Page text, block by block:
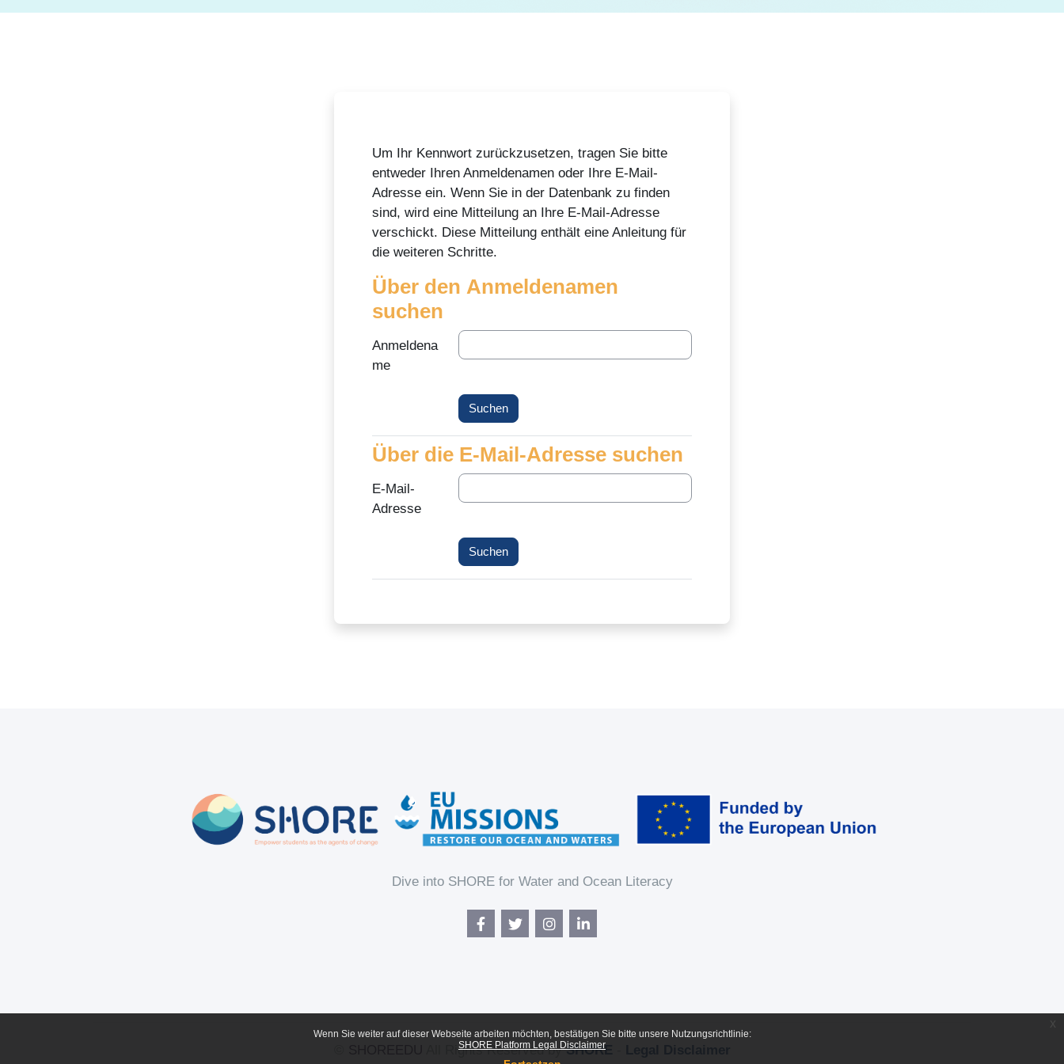
Um Ihr Kennwort zurückzusetzen, tragen Sie bitte
entweder Ihren Anmeldenamen oder Ihre E-Mail-
Adresse ein. Wenn Sie in der Datenbank zu finden
sind, wird eine Mitteilung an Ihre E-Mail-Adresse
verschickt. Diese Mitteilung enthält eine Anleitung für
die weiteren Schritte.
Über den Anmeldenamen suchen
Über den Anmeldenamen
suchen
Anmeldena
me
Über die E-Mail-Adresse suchen
Über die E-Mail-Adresse suchen
E-Mail-
Adresse
Dive into SHORE for Water and Ocean Literacy
All Rights Reserved bySHORE
Wenn Sie weiter auf dieser Webseite arbeiten möchten, bestätigen Sie bitte unsere Nutzungsrichtlinie:
SHORE Platform Legal Disclaimer
x